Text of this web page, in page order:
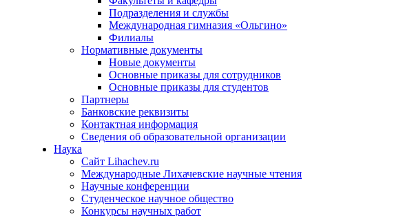
Подразделения и службы
Международная гимназия «Ольгино»
Филиалы
Нормативные документы
Новые документы
Основные приказы для сотрудников
Основные приказы для студентов
Партнеры
Банковские реквизиты
Контактная информация
Сведения об образовательной организации
Наука
Сайт Lihachev.ru
Международные Лихачевские научные чтения
Научные конференции
Студенческое научное общество
Конкурсы научных работ